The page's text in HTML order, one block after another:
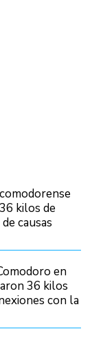
kilos de
causas
en
36 kilos
con la